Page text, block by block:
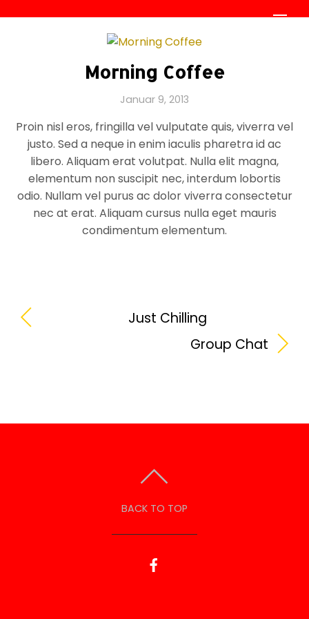
content
Morning Coffee
Januar 9, 2013
Proin nisl eros, fringilla vel vulputate quis, viverra vel
justo. Sed a neque in enim iaculis pharetra id ac
libero. Aliquam erat volutpat. Nulla elit magna,
elementum non suscipit nec, interdum lobortis
odio. Nullam vel purus ac dolor viverra consectetur
nec at erat. Aliquam cursus nulla eget mauris
condimentum elementum.
Just Chilling
Group Chat
BACK TO TOP